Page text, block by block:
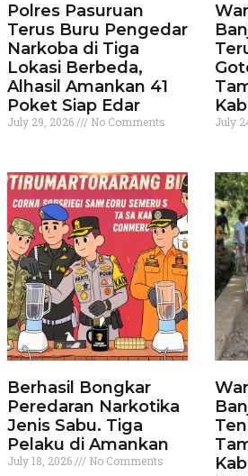
Polres Pasuruan
Terus Buru Pengedar
Narkoba di Tiga
Lokasi Berbeda,
Alhasil Amankan 41
Poket Siap Edar
July 29, 2026 No Comments July
Berhasil Bongkar
Peredaran Narkotika
Jenis Sabu. Tiga
Pelaku di Amankan
July 18, 2026 No Comments